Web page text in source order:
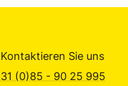
Sie uns
(0)85 - 90 25 995